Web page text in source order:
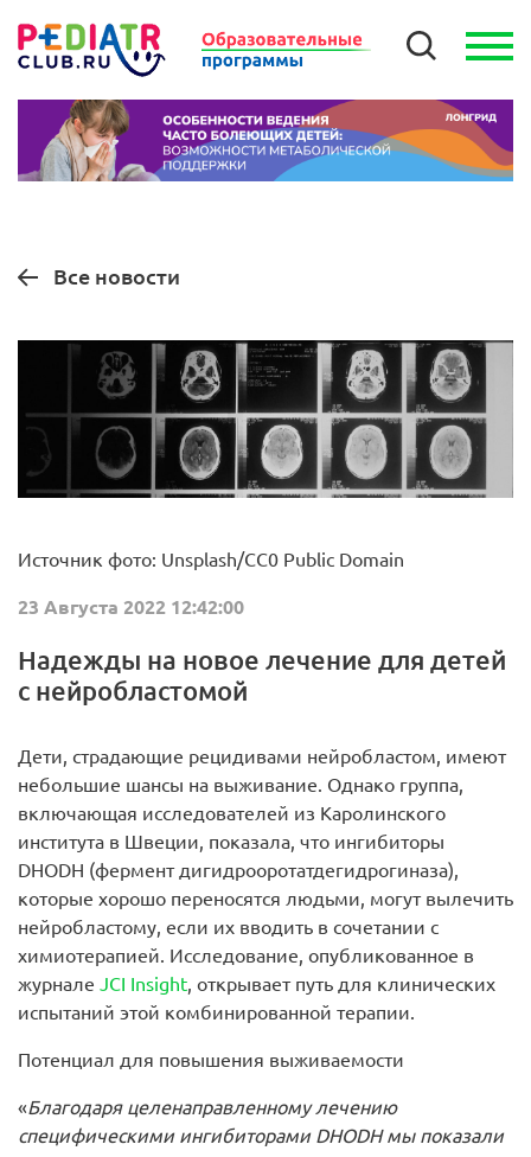
Все новости
Источник фото: Unsplash/CC0 Public Domain
23 Августа 2022 12:42:00
Надежды на новое лечение для детей
с нейробластомой
Дети, страдающие рецидивами нейробластом, имеют
небольшие шансы на выживание. Однако группа,
включающая исследователей из Каролинского
института в Швеции, показала, что ингибиторы
DHODH (фермент дигидрооротатдегидрогиназа),
которые хорошо переносятся людьми, могут вылечить
нейробластому, если их вводить в сочетании с
химиотерапией. Исследование, опубликованное в
журнале JCI Insight, открывает путь для клинических
испытаний этой комбинированной терапии.
Потенциал для повышения выживаемости
«Благодаря целенаправленному лечению
специфическими ингибиторами DHODH мы показали